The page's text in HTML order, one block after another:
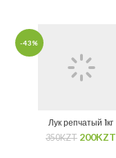
-43%
Лук репчатый 1кг
350KZT 200KZT